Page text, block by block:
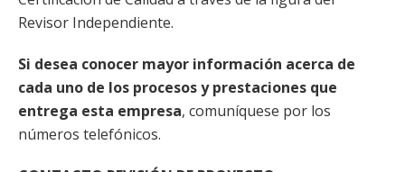
Revisor Independiente.
Si desea conocer mayor información acerca de
cada uno de los procesos y prestaciones que
entrega esta empresa, comuníquese por los
números telefónicos.